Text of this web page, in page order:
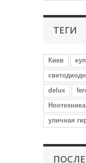
ТЕГИ
Киев
delux
Ноотехника
уличная